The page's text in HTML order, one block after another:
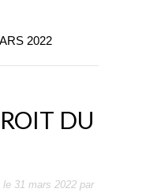
2022
DU
le 31 mars 2022 par